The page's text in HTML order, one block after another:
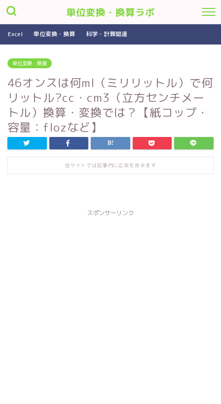
単位変換・換算ラボ
Excel 単位変換・換算 科学・計算関連
単位変換・換算
46オンスは何ml（ミリリットル）で何
リットル?cc・cm3（立方センチメー
トル）換算・変換では？【紙コップ・
容量：flozなど】
当サイトでは記事内に広告を含みます
スポンサーリンク